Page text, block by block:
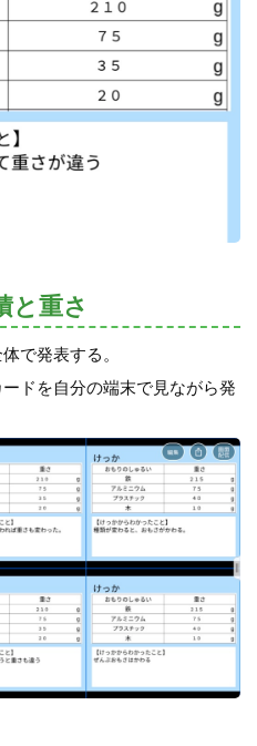
と重さ
で発表する。
ドを自分の端末で見ながら発